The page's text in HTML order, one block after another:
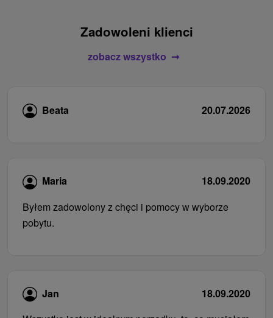
Zadowoleni klienci
zobacz wszystko
Beata 20.07.2026
Maria
18.09.2020
Byłem zadowolony z chęci i pomocy w wyborze
pobytu.
Jan
18.09.2020